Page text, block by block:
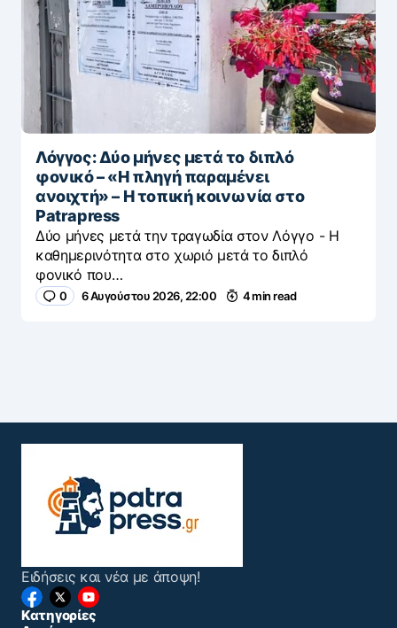
Λόγγος: Δύο μήνες μετά το διπλό
φονικό – «H πληγή παραμένει
ανοιχτή» – Η τοπική κοινωνία στο
Patrapress
Δύο μήνες μετά την τραγωδία στον Λόγγο - H
καθημερινότητα στο χωριό μετά το διπλό
φονικό που…
0 6 Αυγούστου 2026, 22:00 4 min read
Ειδήσεις και νέα με άποψη!
Κατηγορίες